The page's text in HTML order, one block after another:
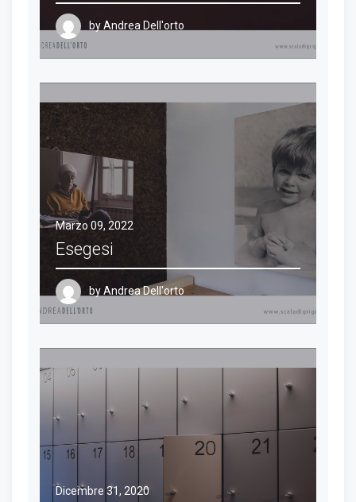
byAndrea Dell'orto
Marzo 09, 2022
Esegesi
byAndrea Dell'orto
Dicembre 31, 2020